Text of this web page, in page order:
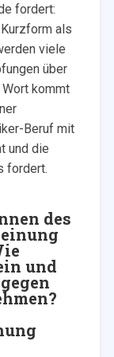
fordert:
Kurzform als
viele
über
kommt
Beruf mit
und die
fordert.
des
und